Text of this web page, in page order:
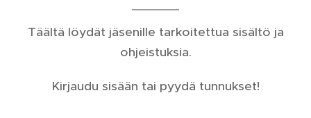
Täältä löydät jäsenille tarkoitettua sisältö ja
ohjeistuksia.
Kirjaudu sisään tai pyydä tunnukset!